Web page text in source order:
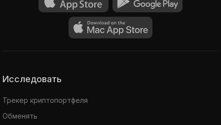
Исследовать
Трекер криптопортфеля
Обменять